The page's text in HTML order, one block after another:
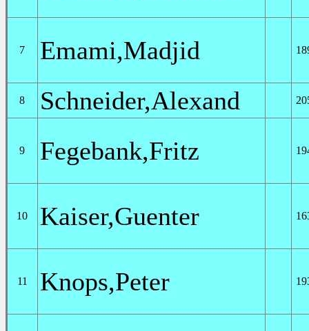
7 Emami,Madjid
8 Schneider,Alexand
9 Fegebank,Fritz
10 Kaiser,Guenter
11 Knops,Peter